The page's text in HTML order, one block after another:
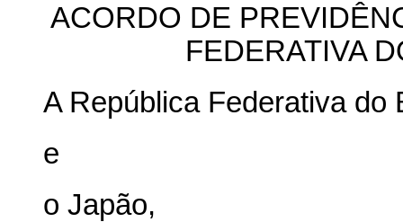
ACORDO DE
FEDERATIVA
A República Federativa do
e
oJapão,